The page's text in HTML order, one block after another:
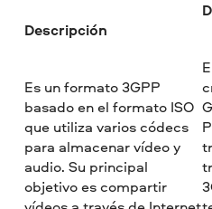
Descripción
Es un formato 3GPP
basado en el formato ISO
que utiliza varios códecs
para almacenar vídeo y
audio. Su principal
objetivo es compartir